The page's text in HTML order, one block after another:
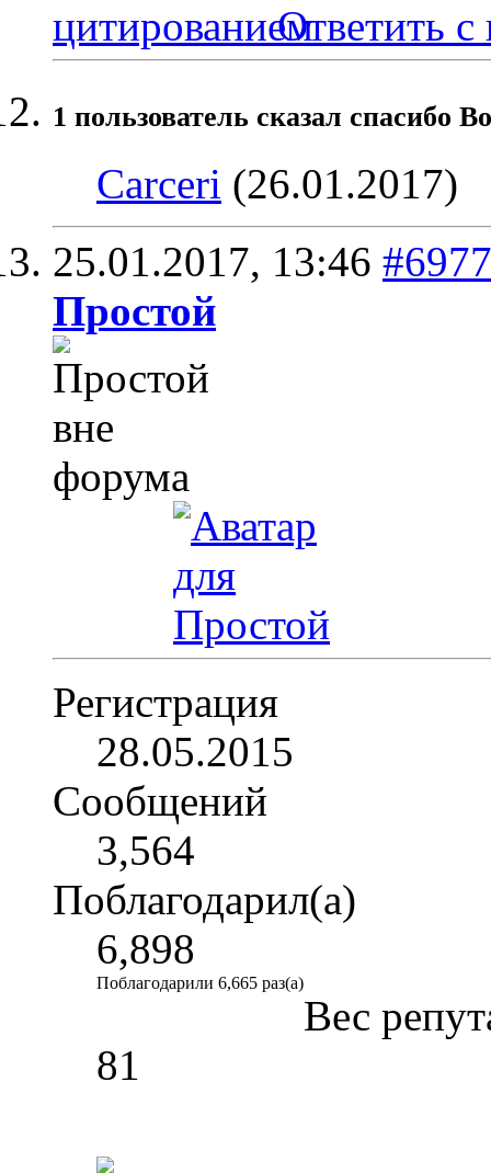
Ответить с
1 пользователь сказал cпасибо
Carceri (26.01.2017)
25.01.2017, 13:46 #6977
Простой
Регистрация
28.05.2015
Сообщений
3,564
Поблагодарил(а)
6,898
Поблагодарили 6,665 раз(а)
Вес
81